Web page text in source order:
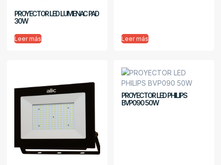
PROYECTOR LED LUMENAC PAD
30W
Leer más Leer más
PROYECTOR LED PHILIPS
BVP090 50W